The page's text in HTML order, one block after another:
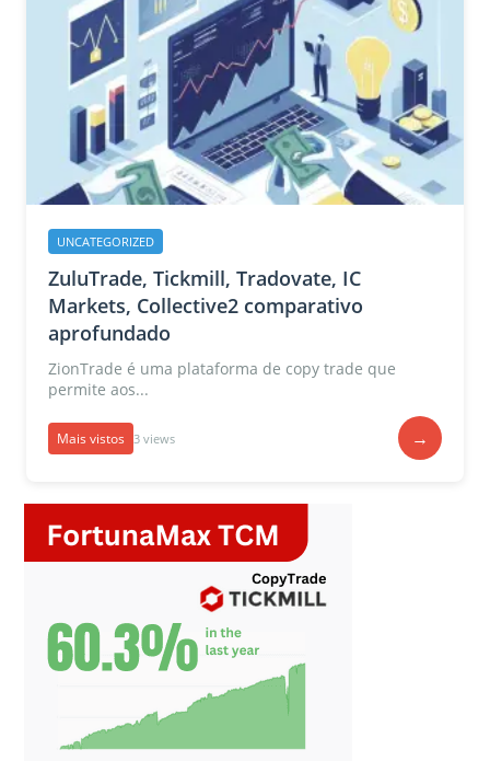
UNCATEGORIZED
ZuluTrade, Tickmill, Tradovate, IC
Markets, Collective2 comparativo
aprofundado
ZionTrade é uma plataforma de copy trade que
permite aos...
Mais vistos 3 views →